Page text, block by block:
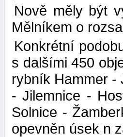
Nově měly být
Mělníkem o
Konkrétní
s dalšími 450
rybník Hammer -
- Jilemnice -
Solnice -
opevněn úsek n